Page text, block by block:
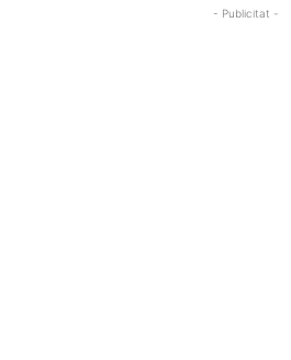
- Publicitat -